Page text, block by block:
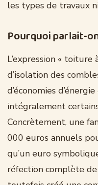
les types de travaux
Pourquoi parlait-
L’expression «
d’isolation des
d’économies
intégralement
Concrètement, une
000 euros annuels
qu’un euro
réfection complète